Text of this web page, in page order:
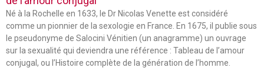
Né à la Rochelle en 1633, le Dr Nicolas Venette est considéré
comme un pionnier de la sexologie en France. En 1675, il publie sous
le pseudonyme de Salocini Vénitien (un anagramme) un ouvrage
sur la sexualité qui deviendra une référence : Tableau de l’amour
conjugal, ou l’Histoire complète de la génération de l’homme.